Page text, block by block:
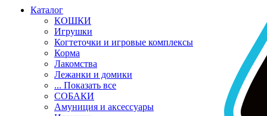
Каталог
КОШКИ
Игрушки
Когтеточки и игровые комплексы
Корма
Лакомства
Лежанки и домики
... Показать все
СОБАКИ
Амуниция и аксессуары